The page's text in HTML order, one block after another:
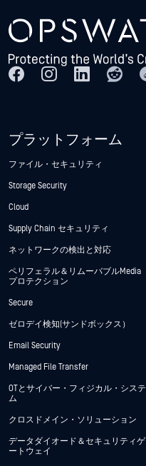
プラットフォーム
ファイル・セキュリティ
Storage Security
Cloud
Supply Chain セキュリティ
ネットワークの検出と対応
ペリフェラル＆リムーバブルMedia
プロテクション
Secure
ゼロデイ検知(サンドボックス）
Email Security
Managed File Transfer
OTとサイバー・フィジカル・システ
ム
クロスドメイン・ソリューション
データダイオード＆セキュリティゲ
ートウェイ